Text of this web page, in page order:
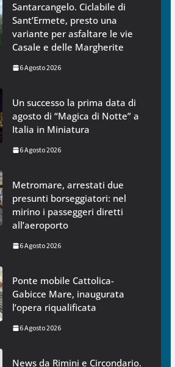
Santarcangelo. Ciclabile di
Sant’Ermete, presto una
variante per asfaltare le vie
Casale e delle Margherite
6 Agosto 2026
Un successo la prima data di
agosto di “Magica di Notte” a
Italia in Miniatura
6 Agosto 2026
Metromare, arrestati due
presunti borseggiatori: nel
mirino i passeggeri diretti
all’aeroporto
6 Agosto 2026
Ponte mobile Cattolica-
Gabicce Mare, inaugurata
l’opera riqualificata
6 Agosto 2026
News da Rimini e Circondario.